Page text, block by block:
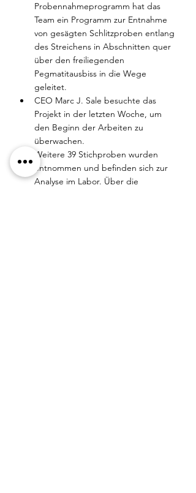
Probennahmeprogramm hat das
Team ein Programm zur Entnahme
von gesägten Schlitzproben entlang
des Streichens in Abschnitten quer
über den freiliegenden
Pegmatitausbiss in die Wege
geleitet.
CEO Marc J. Sale besuchte das
Projekt in der letzten Woche, um
den Beginn der Arbeiten zu
überwachen.
Weitere 39 Stichproben wurden
entnommen und befinden sich zur
Analyse im Labor. Über die